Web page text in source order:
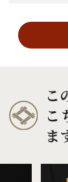
こ
こ
ま